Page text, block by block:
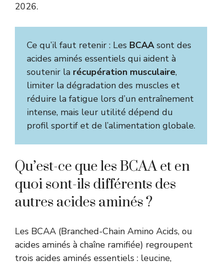
2026.
Ce qu’il faut retenir : Les BCAAsont des
acides aminés essentiels qui aident à
soutenir la récupération musculaire,
limiter la dégradation des muscles et
réduire la fatigue lors d’un entraînement
intense, mais leur utilité dépend du
profil sportif et de l’alimentation globale.
Qu’est-ce que les BCAA et en
quoi sont-ils différents des
autres acides aminés ?
Les BCAA (Branched-Chain Amino Acids, ou
acides aminés à chaîne ramifiée) regroupent
trois acides aminés essentiels : leucine,